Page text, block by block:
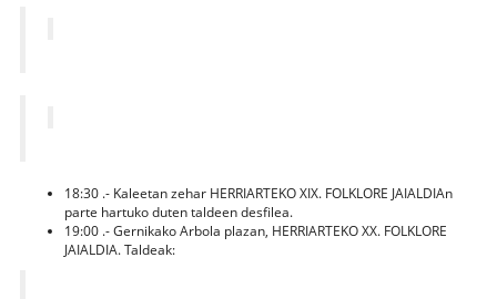
18:30 .- Kaleetan zehar HERRIARTEKO XIX. FOLKLORE JAIALDIAn
parte hartuko duten taldeen desfilea.
19:00 .- Gernikako Arbola plazan, HERRIARTEKO XX. FOLKLORE
JAIALDIA. Taldeak: